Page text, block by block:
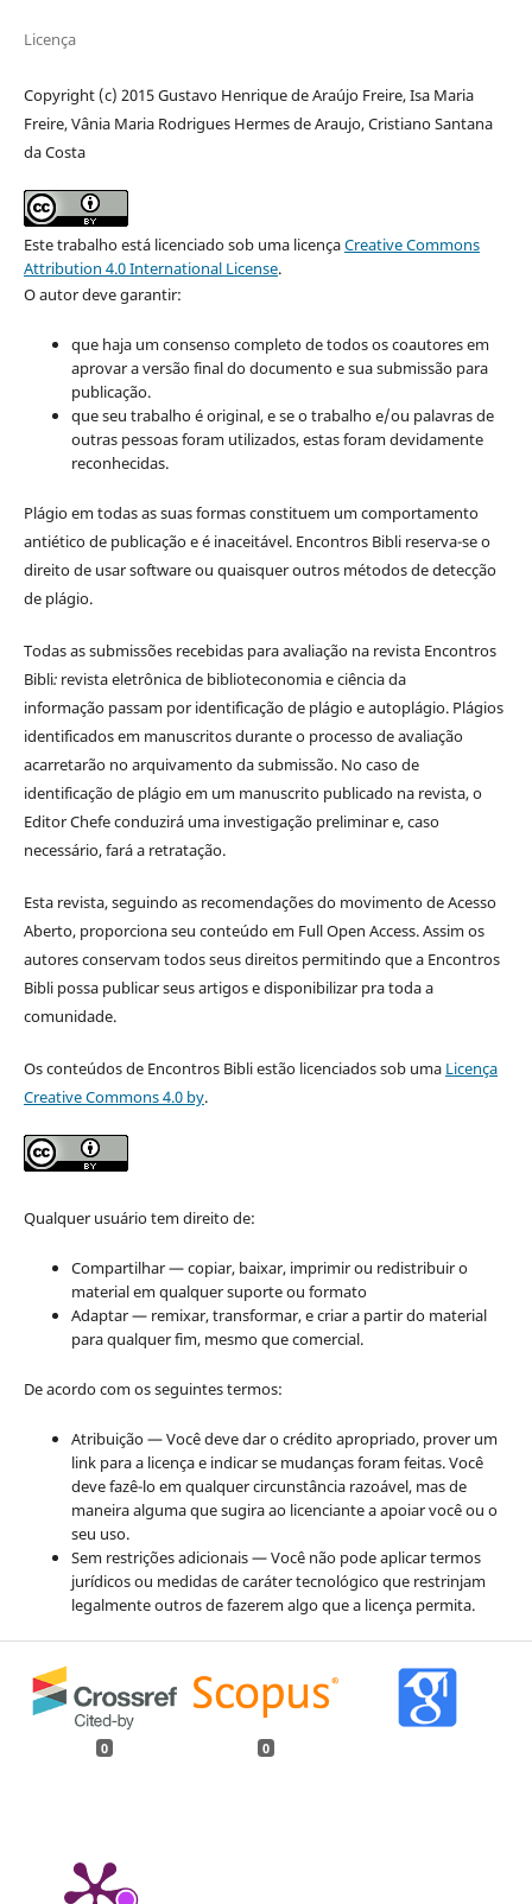
Licença
Copyright (c) 2015 Gustavo Henrique de Araújo Freire, Isa Maria
Freire, Vânia Maria Rodrigues Hermes de Araujo, Cristiano Santana
da Costa
Este trabalho está licenciado sob uma licençaCreative Commons
Attribution 4.0 International License.
O autor deve garantir:
que haja um consenso completo de todos os coautores em
aprovar a versão final do documento e sua submissão para
publicação.
que seu trabalho é original, e se o trabalho e/ou palavras de
outras pessoas foram utilizados, estas foram devidamente
reconhecidas.
Plágio em todas as suas formas constituem um comportamento
antiético de publicação e é inaceitável. Encontros Bibli reserva-se o
direito de usar software ou quaisquer outros métodos de detecção
de plágio.
Todas as submissões recebidas para avaliação na revista Encontros
Bibli: revista eletrônica de biblioteconomia e ciência da
informaçãopassam por identificação de plágio e autoplágio. Plágios
identificados em manuscritos durante o processo de avaliação
acarretarão no arquivamento da submissão. No caso de
identificação de plágio em um manuscrito publicado na revista, o
Editor Chefe conduzirá uma investigação preliminar e, caso
necessário, fará a retratação.
Esta revista, seguindo as recomendações do movimento de Acesso
Aberto, proporciona seu conteúdo em Full Open Access. Assim os
autores conservam todos seus direitos permitindo que a Encontros
Bibli possa publicar seus artigos e disponibilizar pra toda a
comunidade.
Os conteúdos de Encontros Bibli estão licenciados sob uma Licença
Creative Commons 4.0 by.
Qualquer usuário tem direito de:
Compartilhar — copiar, baixar, imprimir ou redistribuir o
material em qualquer suporte ou formato
Adaptar — remixar, transformar, e criar a partir do material
para qualquer fim, mesmo que comercial.
De acordo com os seguintes termos:
Atribuição — Você deve dar o crédito apropriado, prover um
link para a licença e indicar se mudanças foram feitas. Você
deve fazê-lo em qualquer circunstância razoável, mas de
maneira alguma que sugira ao licenciante a apoiar você ou o
seu uso.
Sem restrições adicionais — Você não pode aplicar termos
jurídicos ou medidas de caráter tecnológico que restrinjam
legalmente outros de fazerem algo que a licença permita.
0 0